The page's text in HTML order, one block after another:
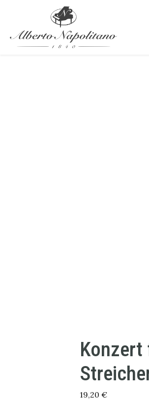
Konzert
19,20 €